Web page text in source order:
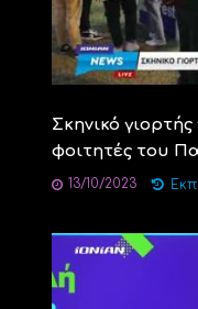
Σκηνικό
φοιτητές του
13/10/2023